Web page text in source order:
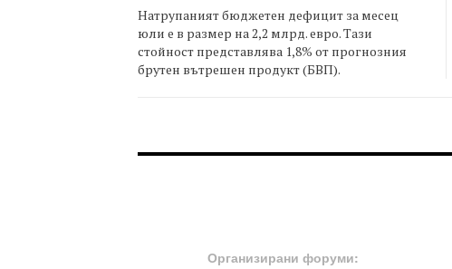
Натрупаният бюджетен дефицит за месец
юли е в размер на 2,2 млрд. евро. Тази
стойност представлява 1,8% от прогнозния
брутен вътрешен продукт (БВП).
Организирани форуми: